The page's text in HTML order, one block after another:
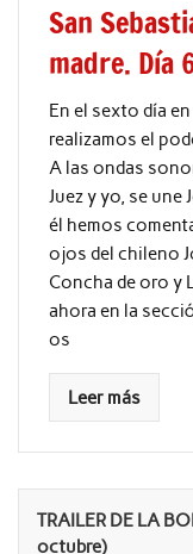
San
madre. Día
En el sexto día
realizamos el
A las ondas
Juez y yo, se une
él hemos
ojos del chileno
Concha de oro y
ahora en la
os
Leer más
TRAILER DE LA
octubre)